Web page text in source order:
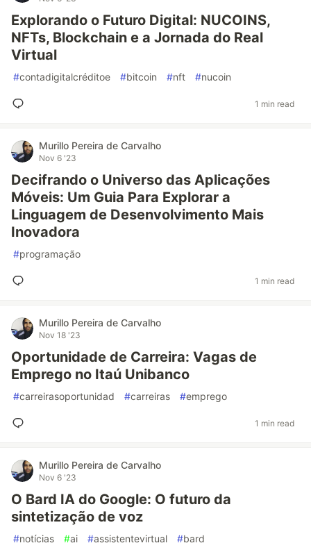
Explorando o Futuro Digital: NUCOINS,
NFTs, Blockchain e a Jornada do Real
Virtual
#contadigitalcréditoe #bitcoin #nft #nucoin
1 min read
Murillo Pereira de Carvalho
Nov 6 '23
Decifrando o Universo das Aplicações
Móveis: Um Guia Para Explorar a
Linguagem de Desenvolvimento Mais
Inovadora
#programação
1 min read
Murillo Pereira de Carvalho
Nov 18 '23
Oportunidade de Carreira: Vagas de
Emprego no Itaú Unibanco
#carreirasoportunidad #carreiras #emprego
1 min read
Murillo Pereira de Carvalho
Nov 6 '23
O Bard IA do Google: O futuro da
sintetização de voz
#notícias #ai #assistentevirtual #bard